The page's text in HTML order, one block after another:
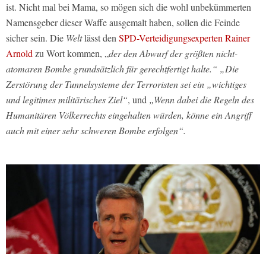
ist. Nicht mal bei Mama, so mögen sich die wohl unbekümmerten
Namensgeber dieser Waffe ausgemalt haben, sollen die Feinde
sicher sein. Die Weltlässt denSPD-Verteidigungsexperten Rainer
Arnoldzu Wort kommen, „der den Abwurf der größten nicht-
atomaren Bombe grundsätzlich für gerechtfertigt halte.“ „Die
Zerstörung der Tunnelsysteme der Terroristen sei ein „wichtiges
und legitimes militärisches Ziel“, und „Wenn dabei die Regeln des
Humanitären Völkerrechts eingehalten würden, könne ein Angriff
auch mit einer sehr schweren Bombe erfolgen“.